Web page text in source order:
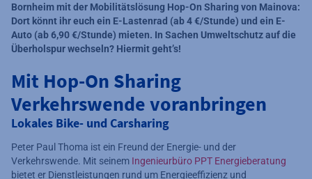
Bornheim mit der Mobilitätslösung Hop-On Sharing von Mainova:
Dort könnt ihr euch ein E-Lastenrad (ab 4 €/Stunde) und ein E-
Auto (ab 6,90 €/Stunde) mieten. In Sachen Umweltschutz auf die
Überholspur wechseln? Hiermit geht’s!
Mit Hop-On Sharing
Verkehrswende voranbringen
Lokales Bike- und Carsharing
Peter Paul Thoma ist ein Freund der Energie- und der
Verkehrswende. Mit seinem Ingenieurbüro PPT Energieberatung
bietet er Dienstleistungen rund um Energieeffizienz und